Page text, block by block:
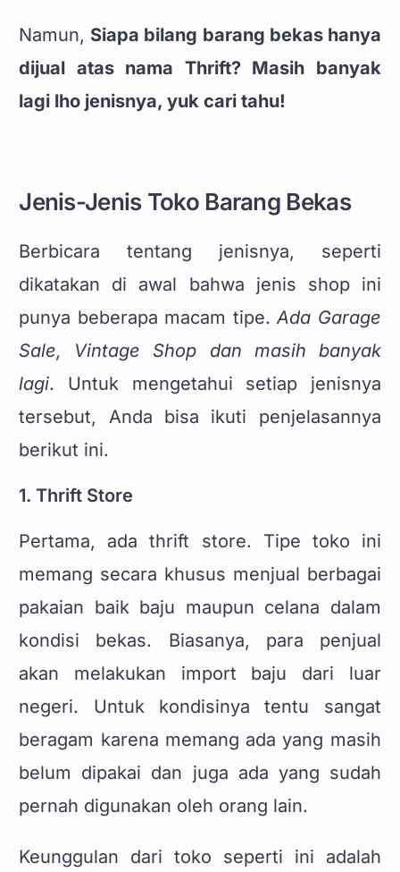
Namun, Siapa bilang barang bekas hanya
dijual atas nama Thrift? Masih banyak
lagi lho jenisnya, yuk cari tahu!
Jenis-Jenis Toko Barang Bekas
Berbicara tentang jenisnya, seperti
dikatakan di awal bahwa jenis shop ini
punya beberapa macam tipe.Ada Garage
Sale, Vintage Shop dan masih banyak
lagi. Untuk mengetahui setiap jenisnya
tersebut, Anda bisa ikuti penjelasannya
berikut ini.
1. Thrift Store
Pertama, ada thrift store. Tipe toko ini
memang secara khusus menjual berbagai
pakaian baik baju maupun celana dalam
kondisi bekas. Biasanya, para penjual
akan melakukan import baju dari luar
negeri. Untuk kondisinya tentu sangat
beragam karena memang ada yang masih
belum dipakai dan juga ada yang sudah
pernah digunakan oleh orang lain.
Keunggulan dari toko seperti ini adalah